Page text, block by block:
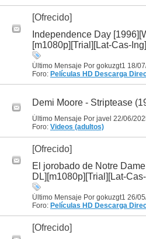
[Ofrecido]
Independence Day
[m1080p][Trial][Lat-Cas-
Último Mensaje Por gokuzgt1 18/
Foro: Películas HD Descarga
Demi Moore - Striptease
Último Mensaje Por javel 22/06/
Foro: Videos (adultos)
[Ofrecido]
El jorobado de Notre
DL][m1080p][Trial][Lat-
Último Mensaje Por gokuzgt1 26/
Foro: Películas HD Descarga
[Ofrecido]